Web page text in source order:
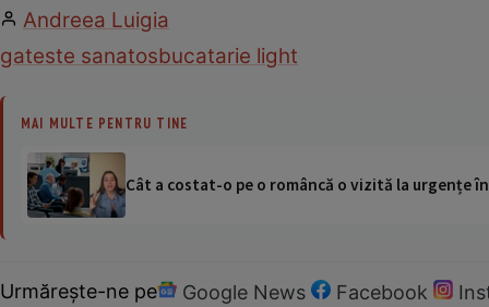
Andreea Luigia
gateste sanatosbucatarie light
MAI MULTE PENTRU TINE
Cât a costat-o pe o româncă o vizită la urgențe
Urmărește-ne pe Google News Facebook